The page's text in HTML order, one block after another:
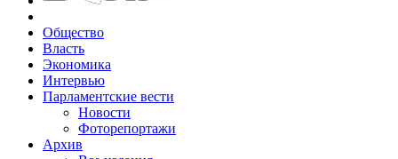
Общество
Власть
Экономика
Интервью
Парламентские вести
Новости
Фоторепортажи
Архив